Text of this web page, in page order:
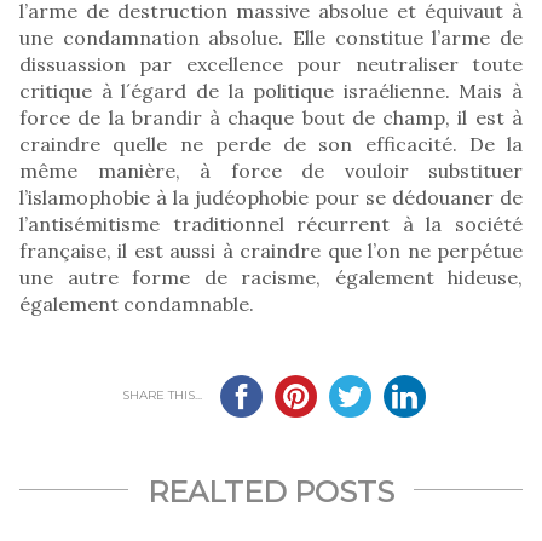
l’arme de destruction massive absolue et équivaut à
une condamnation absolue. Elle constitue l’arme de
dissuassion par excellence pour neutraliser toute
critique à l´égard de la politique israélienne. Mais à
force de la brandir à chaque bout de champ, il est à
craindre quelle ne perde de son efficacité. De la
même manière, à force de vouloir substituer
l’islamophobie à la judéophobie pour se dédouaner de
l’antisémitisme traditionnel récurrent à la société
française, il est aussi à craindre que l’on ne perpétue
une autre forme de racisme, également hideuse,
également condamnable.
SHARE THIS...
REALTED POSTS